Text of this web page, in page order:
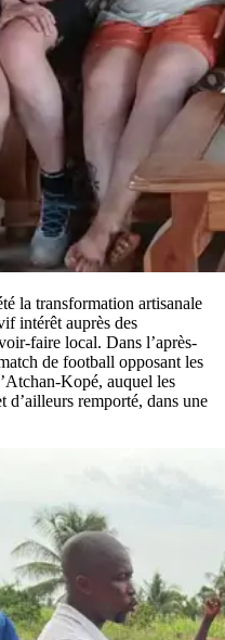
la transformation artisanale
intérêt auprès des
faire local. Dans l’après-
de football opposant les
Kopé, auquel les
remporté, dans une